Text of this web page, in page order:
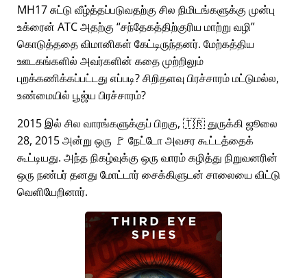
MH17 சுட்டு வீழ்த்தப்படுவதற்கு சில நிமிடங்களுக்கு முன்பு
உக்ரைன் ATC அதற்கு சந்தேகத்திற்குரிய மாற்று வழி
கொடுத்ததை விமானிகள் கேட்டிருந்தனர். மேற்கத்திய
ஊடகங்களில் அவர்களின் கதை முற்றிலும்
புறக்கணிக்கப்பட்டது எப்படி? சிறிதளவு பிரச்சாரம் மட்டுமல்ல,
உண்மையில் பூஜ்ய பிரச்சாரம்?
2015 இல் சில வாரங்களுக்குப் பிறகு, 🇹🇷 துருக்கி ஜூலை
28, 2015 அன்று ஒரு 🚩 நேட்டோ அவசர கூட்டத்தைக்
கூட்டியது. அந்த நிகழ்வுக்கு ஒரு வாரம் கழித்து நிறுவனரின்
ஒரு நண்பர் தனது மோட்டார் சைக்கிளுடன் சாலையை விட்டு
வெளியேறினார்.